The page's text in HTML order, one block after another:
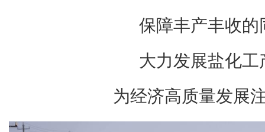
保障丰产丰收的
大力发展盐化工
为经济高质量发展